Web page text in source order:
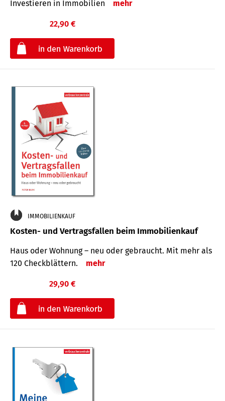
Investieren in Immobilien mehr
22,90 €
IMMOBILIENKAUF
Kosten- und Vertragsfallen beim Immobilienkauf
Haus oder Wohnung – neu oder gebraucht. Mit mehr als
120 Check­blättern.
mehr
29,90 €